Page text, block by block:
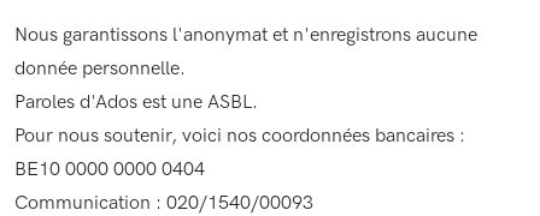
Nous garantissons l'anonymat et n'enregistrons aucune
donnée personnelle.
Paroles d'Ados est une ASBL.
Pour nous soutenir, voici nos coordonnées bancaires :
BE10 0000 0000 0404
Communication : 020/1540/00093